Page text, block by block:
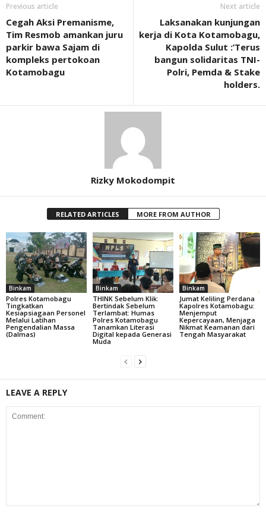
Previous article
Cegah Aksi Premanisme,
Tim Resmob amankan juru
parkir bawa Sajam di
kompleks pertokoan
Kotamobagu
Next article
Laksanakan kunjungan
kerja di Kota Kotamobagu,
Kapolda Sulut :’Terus
bangun solidaritas TNI-
Polri, Pemda & Stake
holders.
Rizky Mokodompit
RELATED ARTICLES MORE FROM AUTHOR
Binkam
Polres Kotamobagu
Tingkatkan
Kesiapsiagaan Personel
Melalui Latihan
Pengendalian Massa
(Dalmas)
Binkam
THINK Sebelum Klik:
Bertindak Sebelum
Terlambat: Humas
Polres Kotamobagu
Tanamkan Literasi
Digital kepada Generasi
Muda
Binkam
Jumat Keliling Perdana
Kapolres Kotamobagu:
Menjemput
Kepercayaan, Menjaga
Nikmat Keamanan dari
Tengah Masyarakat
LEAVE A REPLY